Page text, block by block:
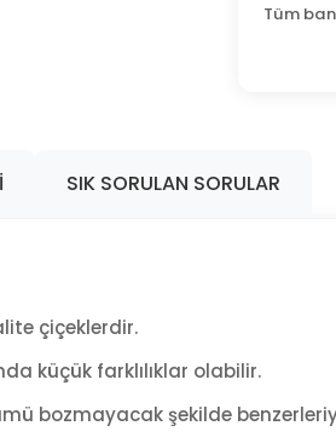
Tüm
SIK SORULAN SORULAR
çiçeklerdir.
küçük farklılıklar olabilir.
bozmayacak şekilde